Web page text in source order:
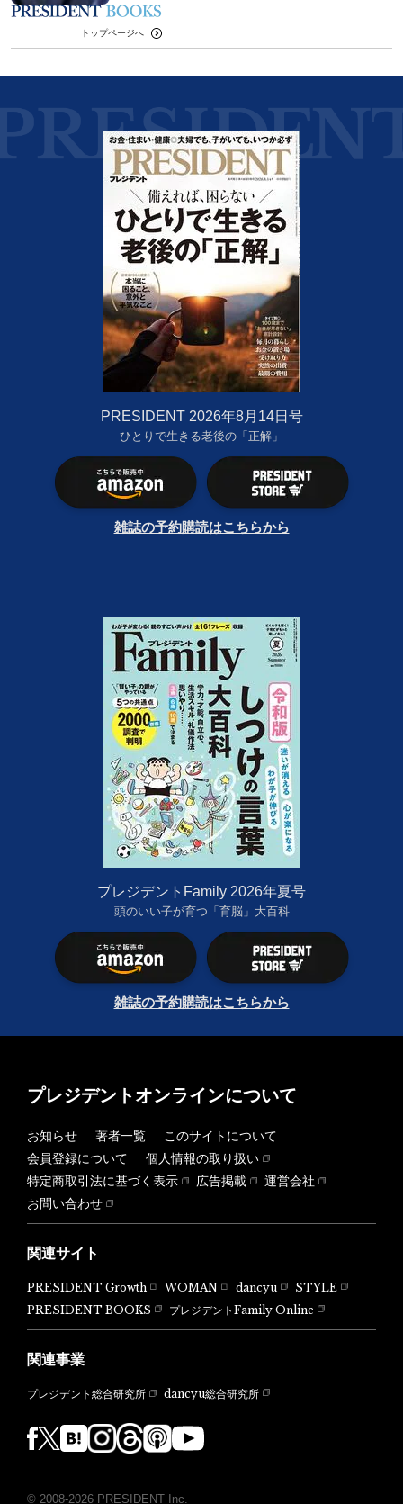
トップページへ
PRESIDENT 2026年8月14日号
ひとりで生きる老後の「正解」
雑誌の予約購読はこちらから
プレジデントFamily 2026年夏号
頭のいい子が育つ「育脳」大百科
雑誌の予約購読はこちらから
プレジデントオンラインについて
お知らせ 著者一覧
このサイトについて
会員登録について
個人情報の取り扱い
特定商取引法に基づく表示
広告掲載
運営会社
お問い合わせ
関連サイト
PRESIDENT Growth WOMAN dancyu
STYLE
PRESIDENT BOOKS
プレジデントFamily Online
関連事業
プレジデント総合研究所 dancyu総合研究所
© 2008-2026 PRESIDENT Inc.